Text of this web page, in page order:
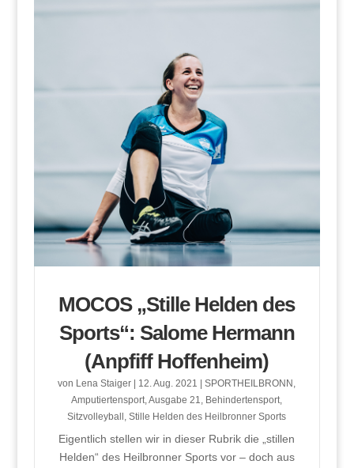
MOCOS „Stille Helden des
Sports“: Salome Hermann
(Anpfiff Hoffenheim)
von Lena Staiger 12. Aug. 2021 |SPORTHEILBRONN ,
Amputiertensport,Ausgabe 21, Behindertensport,
Sitzvolleyball ,Stille Helden des Heilbronner Sports
Eigentlich stellen wir in dieser Rubrik die „stillen
Helden“ des Heilbronner Sports vor – doch aus